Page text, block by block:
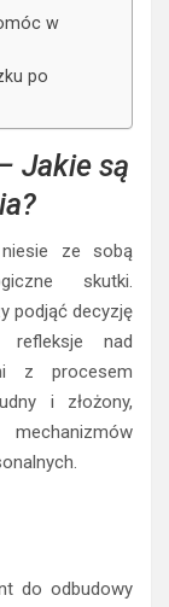
w
po
Jakie są
ze sobą
skutki.
podjąć decyzję
nad
z procesem
i złożony,
do odbudowy